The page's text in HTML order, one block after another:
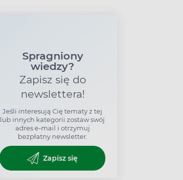
Spragniony
wiedzy?
Zapisz się do
newslettera!
Jeśli interesują Cię tematy z tej
lub innych kategorii zostaw swój
adres e-mail i otrzymuj
bezpłatny newsletter.
Zapisz się